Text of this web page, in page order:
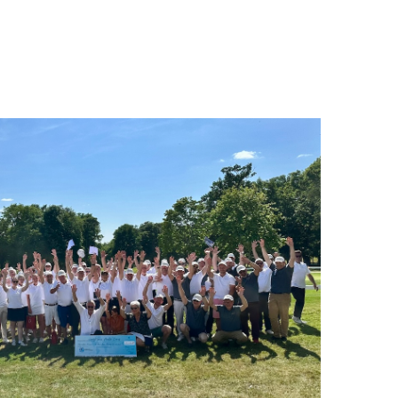
L'ENFANCE AU CHU DE NANTES
L'ENFANCE AU CHRU DE TOURS
L'ENFANCE AU CHU DE NANTES
UTILISATION DES